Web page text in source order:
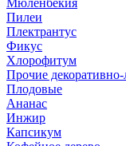
Мюленбекия
Пилеи
Плектрантус
Фикус
Хлорофитум
Прочие
Плодовые
Ананас
Инжир
Капсикум